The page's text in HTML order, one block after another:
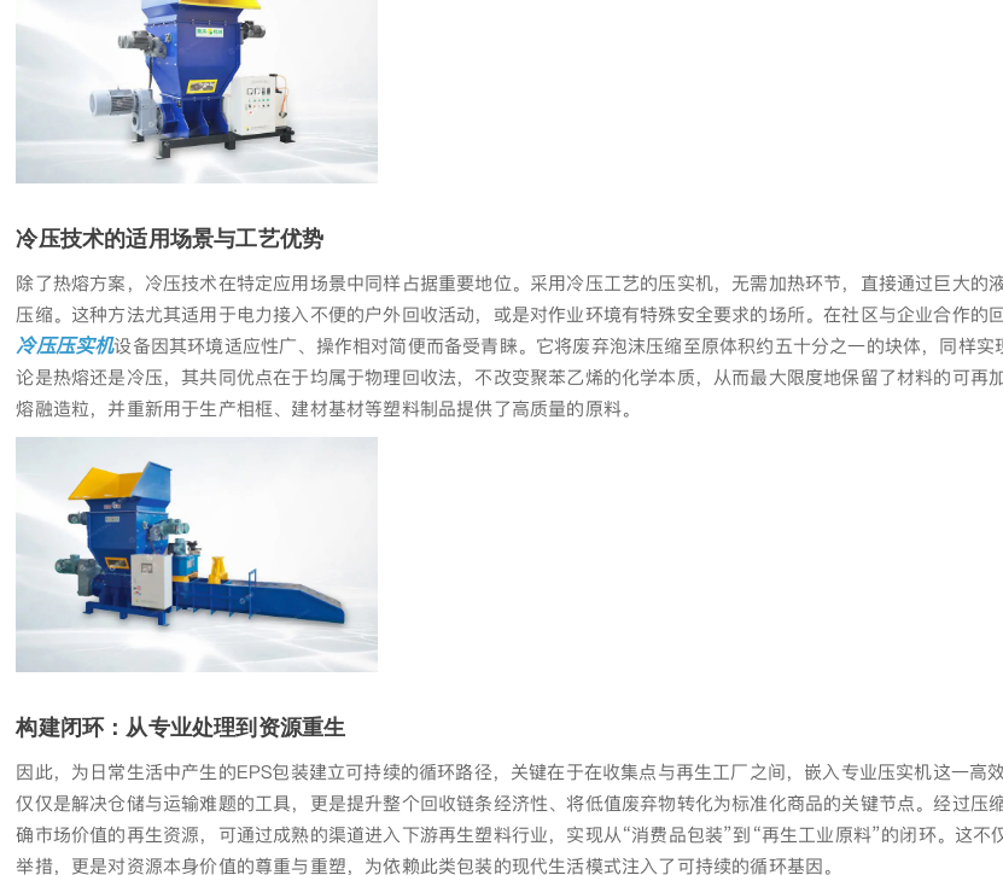
冷压技术的适用场景与工艺优势
除了热熔方案，冷压技术在特定应用场景中同样占据重要地位。采用冷压工艺的压实机，无需加热环节，直接通过巨大的
压缩。这种方法尤其适用于电力接入不便的户外回收活动，或是对作业环境有特殊安全要求的场所。在社区与企业合作的
冷压压实机设备因其环境适应性广、操作相对简便而备受青睐。它将废弃泡沫压缩至原体积约五十分之一的块体，同样实
论是热熔还是冷压，其共同优点在于均属于物理回收法，不改变聚苯乙烯的化学本质，从而最大限度地保留了材料的可再
熔融造粒，并重新用于生产相框、建材基材等塑料制品提供了高质量的原料。
构建闭环：从专业处理到资源重生
因此，为日常生活中产生的EPS包装建立可持续的循环路径，关键在于在收集点与再生工厂之间，嵌入专业压实机这一高
仅仅是解决仓储与运输难题的工具，更是提升整个回收链条经济性、将低值废弃物转化为标准化商品的关键节点。经过压
确市场价值的再生资源，可通过成熟的渠道进入下游再生塑料行业，实现从“消费品包装”到“再生工业原料”的闭环。这不
举措，更是对资源本身价值的尊重与重塑，为依赖此类包装的现代生活模式注入了可持续的循环基因。